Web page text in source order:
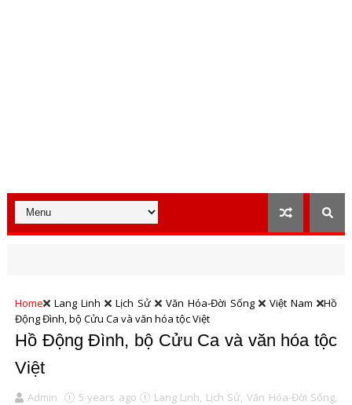
Home Lang Linh Lịch Sử Văn Hóa-Đời Sống Việt Nam
Hồ
Động Đình, bộ Cửu Ca và văn hóa tộc Việt
Hồ Động Đình, bộ Cửu Ca và văn hóa tộc
Việt
Admin 5 years ago Lang Linh, Lịch Sử, Văn Hóa-Đời Sống,